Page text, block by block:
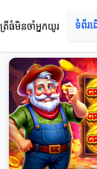
ត្រីធំមិនចាំអ្នកយូរ ទំព័រដ